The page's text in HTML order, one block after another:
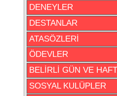
DENEYLER
DESTANLAR
ATASÖZLERİ
ÖDEVLER
BELİRLİ GÜN VE
SOSYAL KULÜPLER